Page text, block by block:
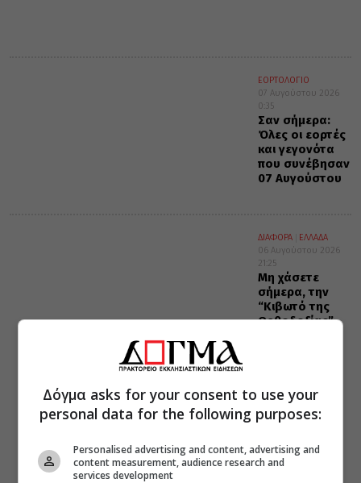
ΕΟΡΤΟΛΟΓΙΟ
07 Αυγούστου 2026
0:35
Σαν σήμερα:
Όλες οι εορτές
και γεγονότα
που συνέβησαν
07 Αυγούστου
ΔΙΑΦΟΡΑ
ΕΛΛΑΔΑ
06 Αυγούστου 2026
21:25
Μη χάσετε
σήμερα, την
“Κιβωτό της
Ορθοδοξίας”,
Δόγμα asks for your consent to use your
personal data for the following purposes:
Personalised advertising and content, advertising and
content measurement, audience research and
services development